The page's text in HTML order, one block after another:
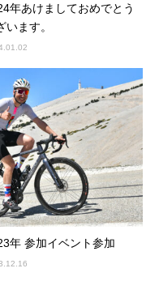
年あけましておめでとう
います。
年 参加イベント参加